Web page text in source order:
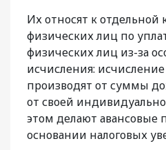
Их относят к отдельной
физических лиц по
физических лиц из-за
исчисления:
производят от суммы
от своей
этом делают авансовые
основании налоговых